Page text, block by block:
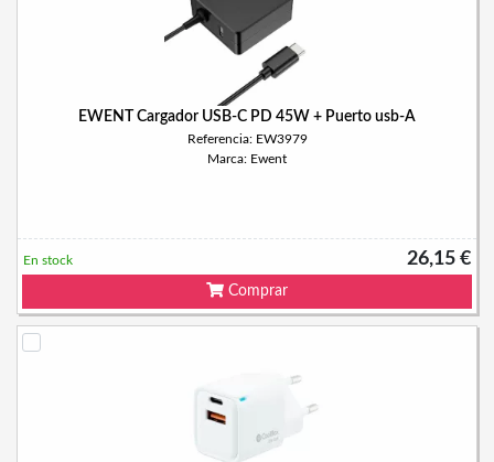
EWENT Cargador USB-C PD 45W + Puerto usb-A
Referencia: EW3979
Marca: Ewent
26,15 €
En stock
Comprar